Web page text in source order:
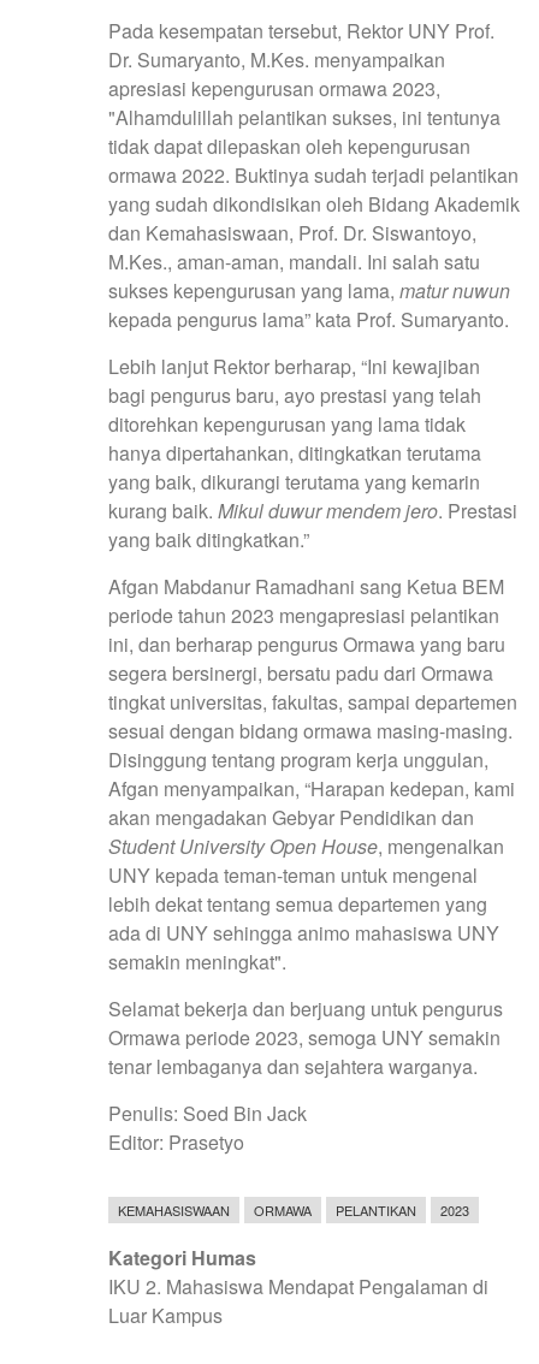
Pada kesempatan tersebut, Rektor UNY Prof.
Dr. Sumaryanto, M.Kes. menyampaikan
apresiasi kepengurusan ormawa 2023,
"Alhamdulillah pelantikan sukses, ini tentunya
tidak dapat dilepaskan oleh kepengurusan
ormawa 2022. Buktinya sudah terjadi pelantikan
yang sudah dikondisikan oleh Bidang Akademik
dan Kemahasiswaan, Prof. Dr. Siswantoyo,
M.Kes., aman-aman, mandali. Ini salah satu
sukses kepengurusan yang lama, matur nuwun
kepada pengurus lama” kata Prof. Sumaryanto.
Lebih lanjut Rektor berharap, “Ini kewajiban
bagi pengurus baru, ayo prestasi yang telah
ditorehkan kepengurusan yang lama tidak
hanya dipertahankan, ditingkatkan terutama
yang baik, dikurangi terutama yang kemarin
kurang baik. Mikul duwur mendem jero. Prestasi
yang baik ditingkatkan.”
Afgan Mabdanur Ramadhani sang Ketua BEM
periode tahun 2023 mengapresiasi pelantikan
ini, dan berharap pengurus Ormawa yang baru
segera bersinergi, bersatu padu dari Ormawa
tingkat universitas, fakultas, sampai departemen
sesuai dengan bidang ormawa masing-masing.
Disinggung tentang program kerja unggulan,
Afgan menyampaikan, “Harapan kedepan, kami
akan mengadakan Gebyar Pendidikan dan
Student University Open House, mengenalkan
UNY kepada teman-teman untuk mengenal
lebih dekat tentang semua departemen yang
ada di UNY sehingga animo mahasiswa UNY
semakin meningkat".
Selamat bekerja dan berjuang untuk pengurus
Ormawa periode 2023, semoga UNY semakin
tenar lembaganya dan sejahtera warganya.
Penulis: Soed Bin Jack
Editor: Prasetyo
KEMAHASISWAAN ORMAWA PELANTIKAN 2023
Kategori Humas
IKU 2. Mahasiswa Mendapat Pengalaman di
Luar Kampus